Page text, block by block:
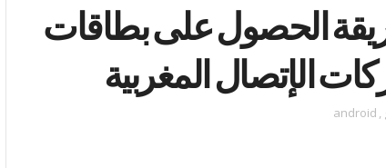
: شرح طريقة الحصول على بطاقات
الإتصال المغربية
android ,